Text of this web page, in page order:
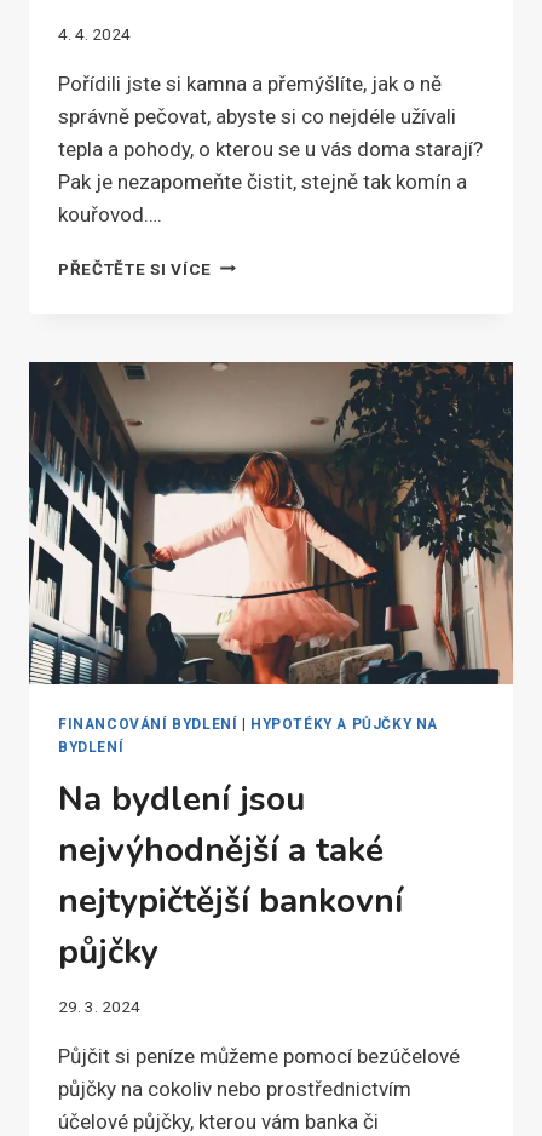
4. 4. 2024
Pořídili jste si kamna a přemýšlíte, jak o ně
správně pečovat, abyste si co nejdéle užívali
tepla a pohody, o kterou se u vás doma starají?
Pak je nezapomeňte čistit, stejně tak komín a
kouřovod….
PŘEČTĚTE SI VÍCEVYČISTĚTE
FINANCOVÁNÍ BYDLENÍ
HYPOTÉKY A PŮJČKY NA
BYDLENÍ
Na bydlení jsou
nejvýhodnější a také
nejtypičtější bankovní
půjčky
29. 3. 2024
Půjčit si peníze můžeme pomocí bezúčelové
půjčky na cokoliv nebo prostřednictvím
účelové půjčky, kterou vám banka či